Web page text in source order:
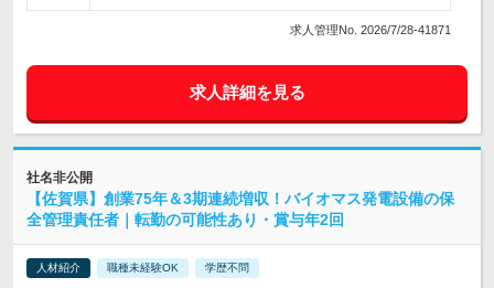
求人管理No. 2026/7/28-41871
求人詳細を見る
社名非公開
【佐賀県】創業75年＆3期連続増収！バイオマス発電設備の保
全管理責任者｜転勤の可能性あり・賞与年2回
人材紹介 職種未経験OK 学歴不問